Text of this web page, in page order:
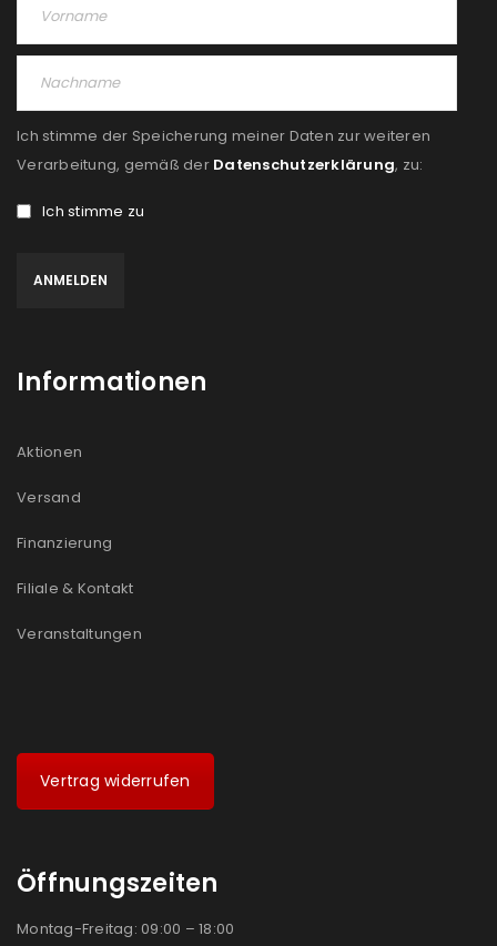
Ich stimme der Speicherung meiner Daten zur weiteren
Verarbeitung, gemäß der Datenschutzerklärung, zu:
Ich stimme zu
Informationen
Aktionen
Versand
Finanzierung
Filiale & Kontakt
Veranstaltungen
Vertrag widerrufen
Öffnungszeiten
Montag-Freitag: 09:00 – 18:00